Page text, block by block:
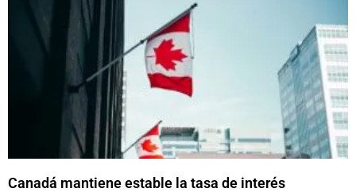
Canadá mantiene estable la tasa de interés